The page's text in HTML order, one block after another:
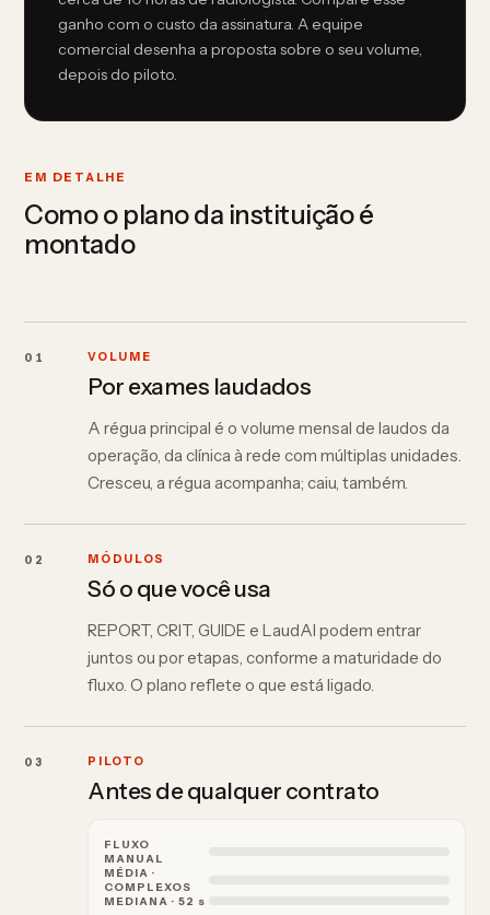
ganho com o custo da assinatura. A equipe
comercial desenha a proposta sobre o seu volume,
depois do piloto.
EM DETALHE
Como o plano da instituição é
montado
01 VOLUME
Por exames laudados
A régua principal é o volume mensal de laudos da
operação, da clínica à rede com múltiplas unidades.
Cresceu, a régua acompanha; caiu, também.
02 MÓDULOS
Só o que você usa
REPORT, CRIT, GUIDE e LaudAI podem entrar
juntos ou por etapas, conforme a maturidade do
fluxo. O plano reflete o que está ligado.
03 PILOTO
Antes de qualquer contrato
FLUXO
MANUAL
MÉDIA ·
COMPLEXOS
MEDIANA · 52 s